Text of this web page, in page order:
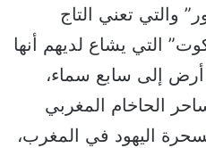
والتي تعني التاج
التي يشاع لديهم أنها
إلى سابع سماء،
الحاخام المغربي
اليهود في المغرب،